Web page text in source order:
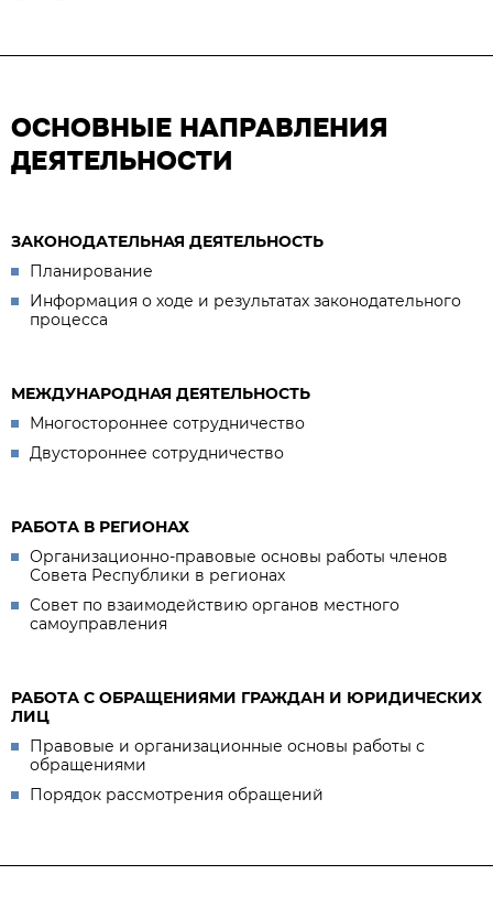
ОСНОВНЫЕ НАПРАВЛЕНИЯ
ДЕЯТЕЛЬНОСТИ
ЗАКОНОДАТЕЛЬНАЯ ДЕЯТЕЛЬНОСТЬ
Планирование
Информация о ходе и результатах законодательного
процесса
МЕЖДУНАРОДНАЯ ДЕЯТЕЛЬНОСТЬ
Многостороннее сотрудничество
Двустороннее сотрудничество
РАБОТА В РЕГИОНАХ
Организационно-правовые основы работы членов
Совета Республики в регионах
Совет по взаимодействию органов местного
самоуправления
РАБОТА С ОБРАЩЕНИЯМИ ГРАЖДАН И ЮРИДИЧЕСКИХ
ЛИЦ
Правовые и организационные основы работы с
обращениями
Порядок рассмотрения обращений